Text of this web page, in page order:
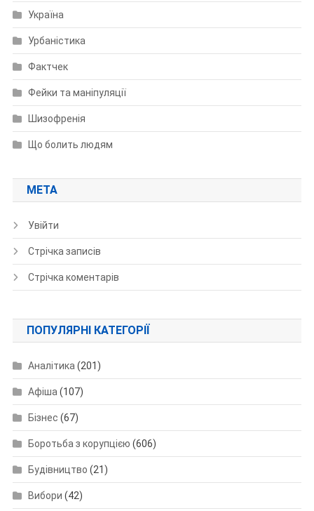
Україна
Урбаністика
Фактчек
Фейки та маніпуляції
Шизофренія
Що болить людям
МЕТА
Увійти
Стрічка записів
Стрічка коментарів
ПОПУЛЯРНІ КАТЕГОРІЇ
Аналітика (201)
Афіша (107)
Бізнес (67)
Боротьба з корупцією (606)
Будівництво (21)
Вибори (42)